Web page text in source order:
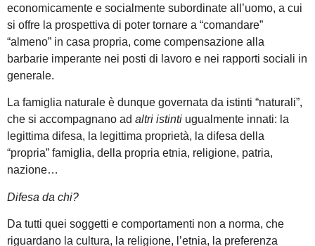
economicamente e socialmente subordinate all’uomo, a cui
si offre la prospettiva di poter tornare a “comandare”
“almeno” in casa propria, come compensazione alla
barbarie imperante nei posti di lavoro e nei rapporti sociali in
generale.
La famiglia naturale è dunque governata da istinti “naturali”,
che si accompagnano ad altri istinti ugualmente innati: la
legittima difesa, la legittima proprietà, la difesa della
“propria” famiglia, della propria etnia, religione, patria,
nazione…
Difesa da chi?
Da tutti quei soggetti e comportamenti non a norma, che
riguardano la cultura, la religione, l’etnia, la preferenza